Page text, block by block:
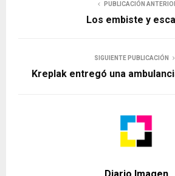
PUBLICACIÓN
Los embiste y
SIGUIENTE PUBLICACIÓN
Kreplak entregó una